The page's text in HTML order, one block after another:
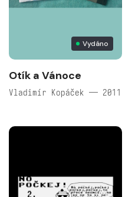
Vydáno
Otík a Vánoce
Vladimír Kopáček — 2011